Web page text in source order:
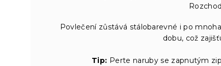
Povlečení zůstává stálobarevné i po
dobu, což
Tip: Perte naruby se zapnutým